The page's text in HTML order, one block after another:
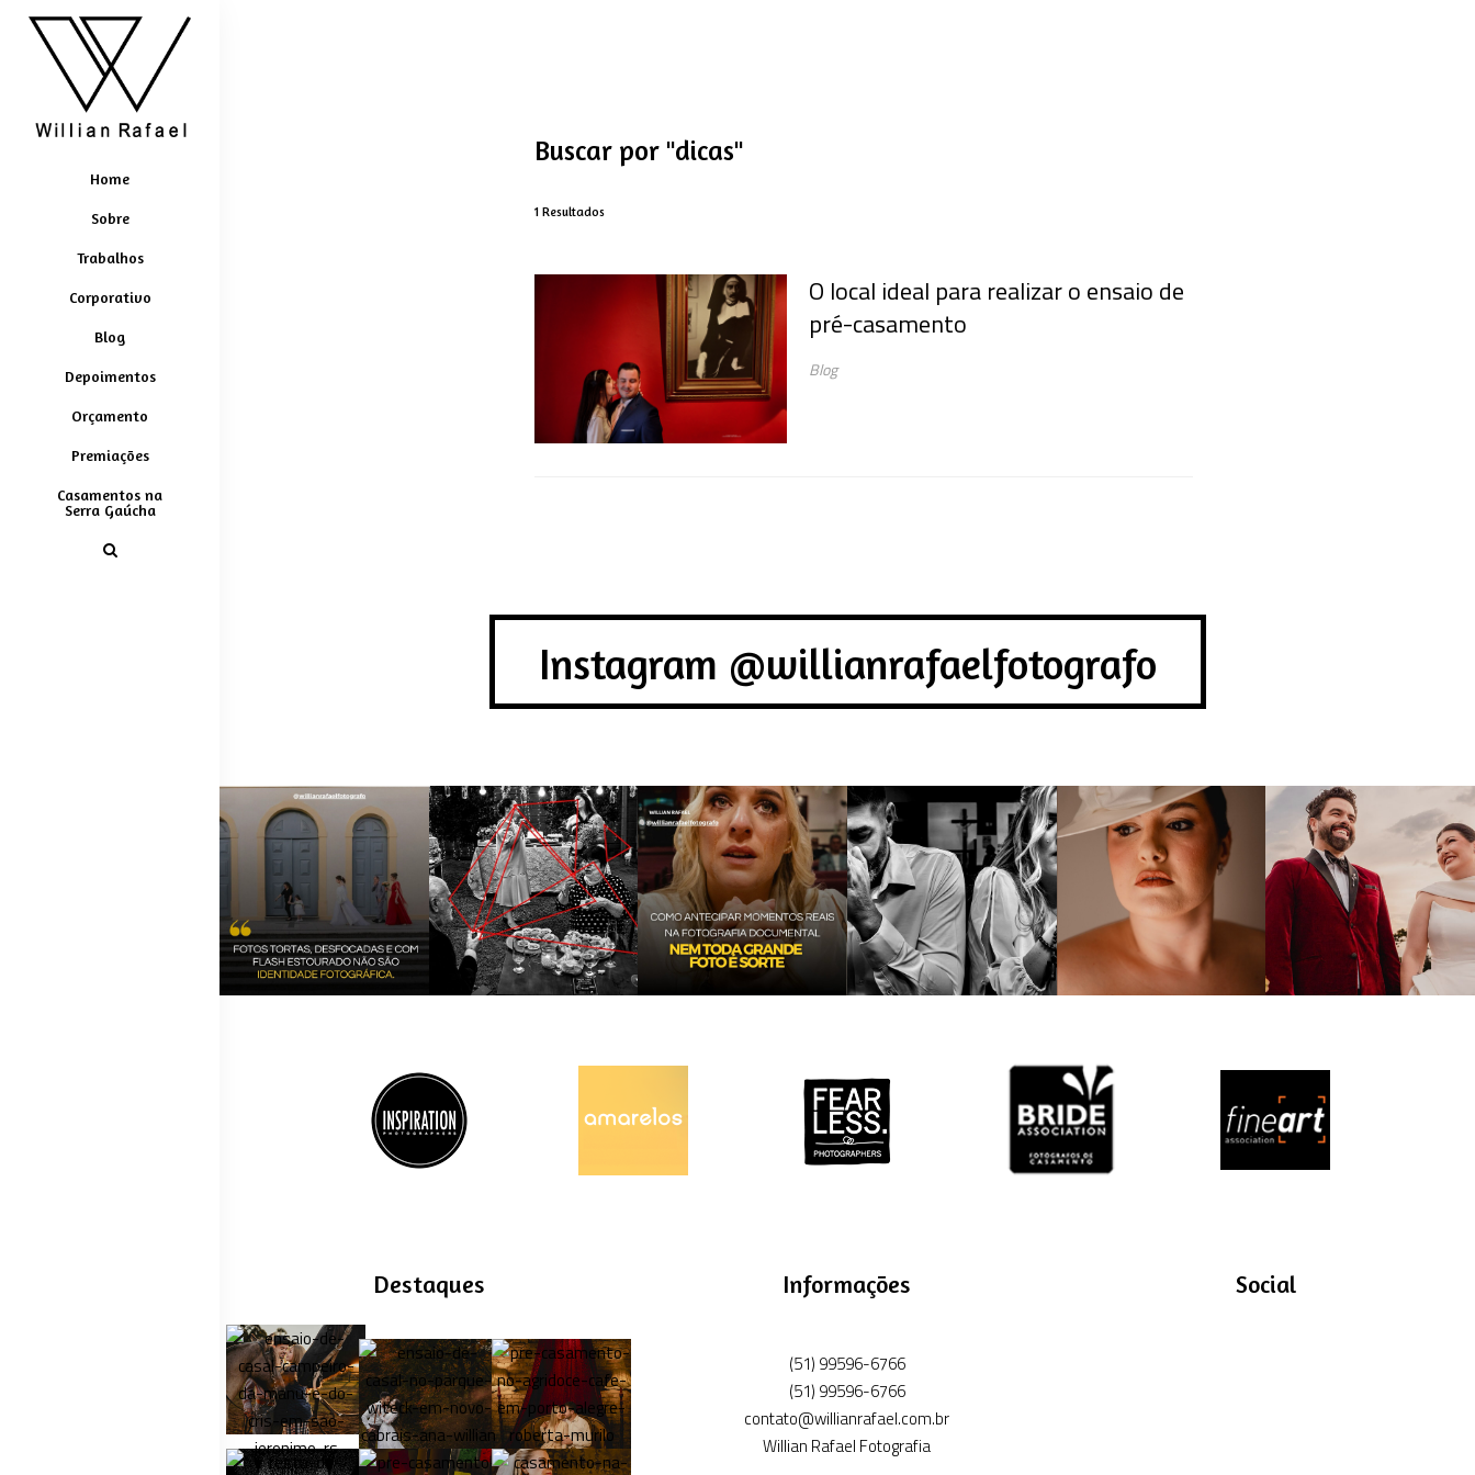
Home
Sobre
Trabalhos
Corporativo
Blog
Depoimentos
Orçamento
Premiações
Casamentos na
Serra Gaúcha
Buscar por "dicas"
1 Resultados
O local ideal para realizar o ensaio de
pré-casamento
Blog
Instagram @willianrafaelfotografo
Destaques Informações
(51) 99596-6766
(51) 99596-6766
contato@willianrafael.com.br
Willian Rafael Fotografia
Social